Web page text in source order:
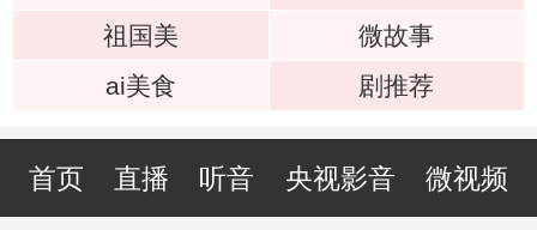
祖国美
微故事
ai美食
剧推荐
首页 直播 听音 央视影音 微视频